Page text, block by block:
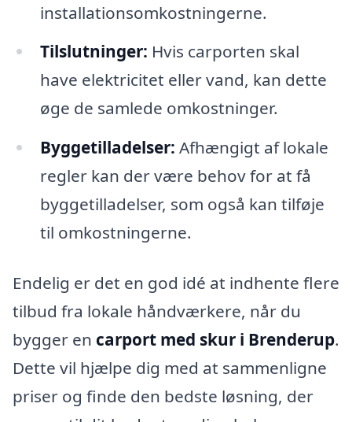
installationsomkostningerne.
Tilslutninger: Hvis carporten skal
have elektricitet eller vand, kan dette
øge de samlede omkostninger.
Byggetilladelser: Afhængigt af lokale
regler kan der være behov for at få
byggetilladelser, som også kan tilføje
til omkostningerne.
Endelig er det en god idé at indhente flere
tilbud fra lokale håndværkere, når du
bygger en carport med skur i Brenderup.
Dette vil hjælpe dig med at sammenligne
priser og finde den bedste løsning, der